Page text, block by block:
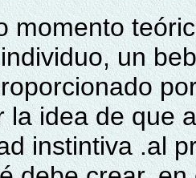
momento
un
la idea de que
instintiva .al